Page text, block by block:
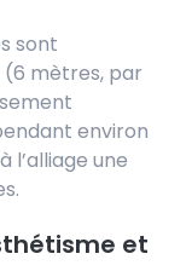
sont
mètres, par
environ
l’alliage une
et